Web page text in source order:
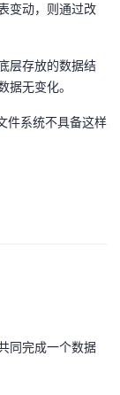
变动，则通过改
层存放的数据结
无变化。
件系统不具备这样
同完成一个数据